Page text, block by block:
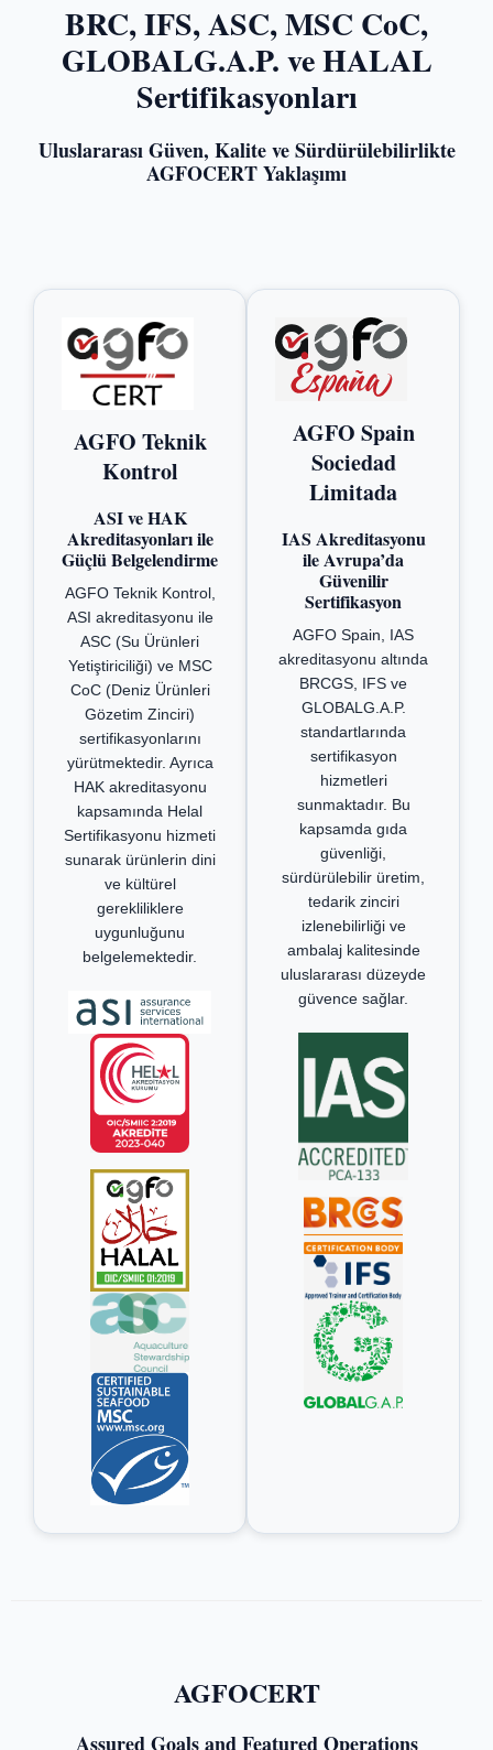
BRC, IFS, ASC, MSC CoC,
GLOBALG.A.P. ve HALAL
Sertifikasyonları
Uluslararası Güven, Kalite ve Sürdürülebilirlikte
AGFOCERT Yaklaşımı
AGFO Teknik
Kontrol
ASI ve HAK
Akreditasyonları ile
Güçlü Belgelendirme
AGFO Teknik Kontrol,
ASI akreditasyonu ile
ASC (Su Ürünleri
Yetiştiriciliği) ve MSC
CoC (Deniz Ürünleri
Gözetim Zinciri)
sertifikasyonlarını
yürütmektedir. Ayrıca
HAK akreditasyonu
kapsamında Helal
Sertifikasyonu hizmeti
sunarak ürünlerin dini
ve kültürel
gerekliliklere
uygunluğunu
belgelemektedir.
AGFO Spain
Sociedad
Limitada
IAS Akreditasyonu
ile Avrupa’da
Güvenilir
Sertifikasyon
AGFO Spain, IAS
akreditasyonu altında
BRCGS, IFS ve
GLOBALG.A.P.
standartlarında
sertifikasyon
hizmetleri
sunmaktadır. Bu
kapsamda gıda
güvenliği,
sürdürülebilir üretim,
tedarik zinciri
izlenebilirliği ve
ambalaj kalitesinde
uluslararası düzeyde
güvence sağlar.
AGFOCERT
Assured Goals and Featured Operations